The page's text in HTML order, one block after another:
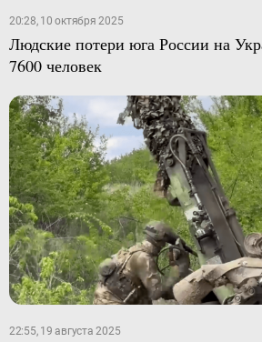
20:28, 10 октября 2025
Людские потери юга России на
7600 человек
22:55, 19 августа 2025